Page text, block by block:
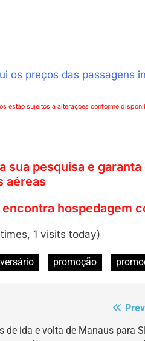
os preços das passagens
estão sujeitos a alterações conforme
a sua pesquisa e
aéreas
hospedagem
1 visits today)
promoção
de ida e volta de Manaus para